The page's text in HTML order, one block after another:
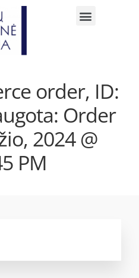
order, ID:
Order
2024 @
PM